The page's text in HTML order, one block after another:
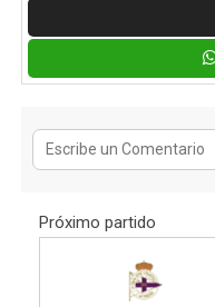
Próximo partido